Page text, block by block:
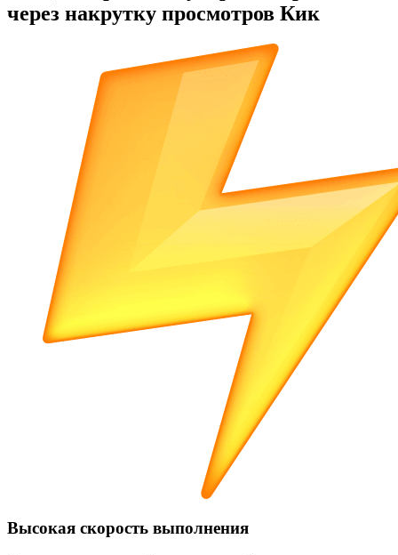
через накрутку просмотров Кик
Высокая скорость выполнения